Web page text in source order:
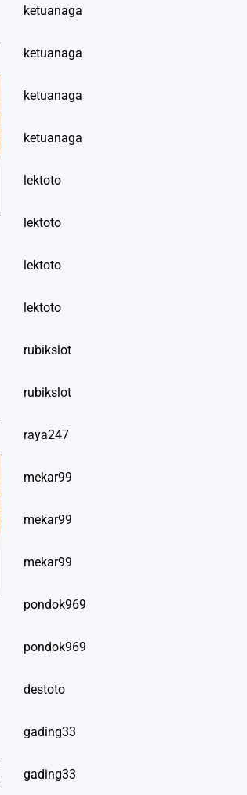
ketuanaga
ketuanaga
ketuanaga
ketuanaga
lektoto
lektoto
lektoto
lektoto
rubikslot
rubikslot
raya247
mekar99
mekar99
mekar99
pondok969
pondok969
destoto
gading33
gading33